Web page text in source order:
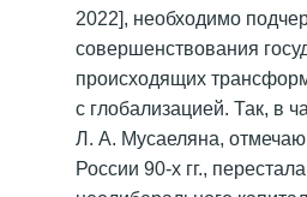
2022], необходимо
совершенствования
происходящих
с глобализацией. Так, в
Л. А. Мусаеляна,
России 90-х гг.,